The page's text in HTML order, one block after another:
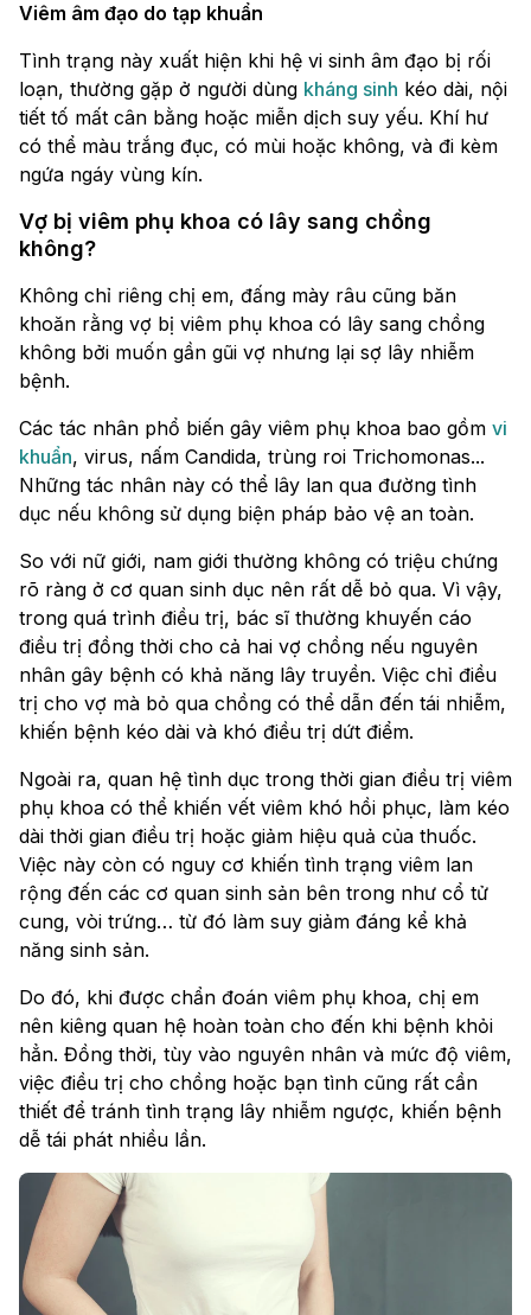
Viêm âm đạo do tạp khuẩn
Tình trạng này xuất hiện khi hệ vi sinh âm đạo bị rối
loạn, thường gặp ở người dùng kháng sinh kéo dài, nội
tiết tố mất cân bằng hoặc miễn dịch suy yếu. Khí hư
có thể màu trắng đục, có mùi hoặc không, và đi kèm
ngứa ngáy vùng kín.
Vợ bị viêm phụ khoa có lây sang chồng
không?
Không chỉ riêng chị em, đấng mày râu cũng băn
khoăn rằng vợ bị viêm phụ khoa có lây sang chồng
không bởi muốn gần gũi vợ nhưng lại sợ lây nhiễm
bệnh.
Các tác nhân phổ biến gây viêm phụ khoa bao gồm vi
khuẩn, virus, nấm Candida, trùng roi Trichomonas...
Những tác nhân này có thể lây lan qua đường tình
dục nếu không sử dụng biện pháp bảo vệ an toàn.
So với nữ giới, nam giới thường không có triệu chứng
rõ ràng ở cơ quan sinh dục nên rất dễ bỏ qua. Vì vậy,
trong quá trình điều trị, bác sĩ thường khuyến cáo
điều trị đồng thời cho cả hai vợ chồng nếu nguyên
nhân gây bệnh có khả năng lây truyền. Việc chỉ điều
trị cho vợ mà bỏ qua chồng có thể dẫn đến tái nhiễm,
khiến bệnh kéo dài và khó điều trị dứt điểm.
Ngoài ra, quan hệ tình dục trong thời gian điều trị viêm
phụ khoa có thể khiến vết viêm khó hồi phục, làm kéo
dài thời gian điều trị hoặc giảm hiệu quả của thuốc.
Việc này còn có nguy cơ khiến tình trạng viêm lan
rộng đến các cơ quan sinh sản bên trong như cổ tử
cung, vòi trứng… từ đó làm suy giảm đáng kể khả
năng sinh sản.
Do đó, khi được chẩn đoán viêm phụ khoa, chị em
nên kiêng quan hệ hoàn toàn cho đến khi bệnh khỏi
hẳn. Đồng thời, tùy vào nguyên nhân và mức độ viêm,
việc điều trị cho chồng hoặc bạn tình cũng rất cần
thiết để tránh tình trạng lây nhiễm ngược, khiến bệnh
dễ tái phát nhiều lần.